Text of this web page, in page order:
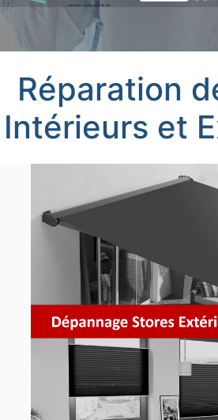
Réparation
Intérieurs et